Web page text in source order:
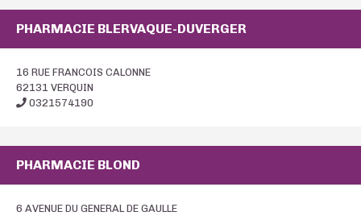
PHARMACIE BLERVAQUE-DUVERGER
16 RUE FRANCOIS CALONNE
62131 VERQUIN
0321574190
PHARMACIE BLOND
6 AVENUE DU GENERAL DE GAULLE